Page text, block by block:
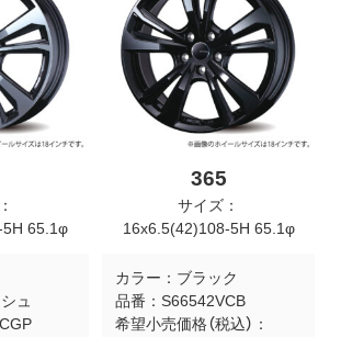
65.1φ
ュ
365
サイズ：
16x6.5(42)108-5H 65.1φ
カラー： ブラック
品番： S66542VCB
希望小売価格（税込）：